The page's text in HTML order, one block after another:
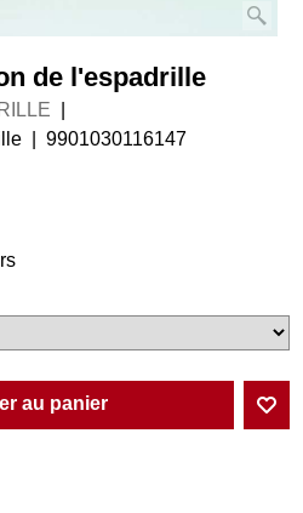
de l'espadrille
9901030116147
au panier